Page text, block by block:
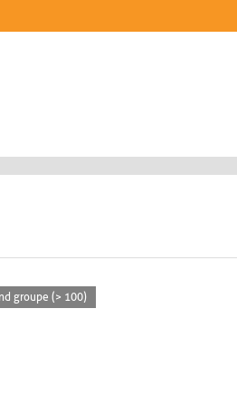
groupe (> 100)